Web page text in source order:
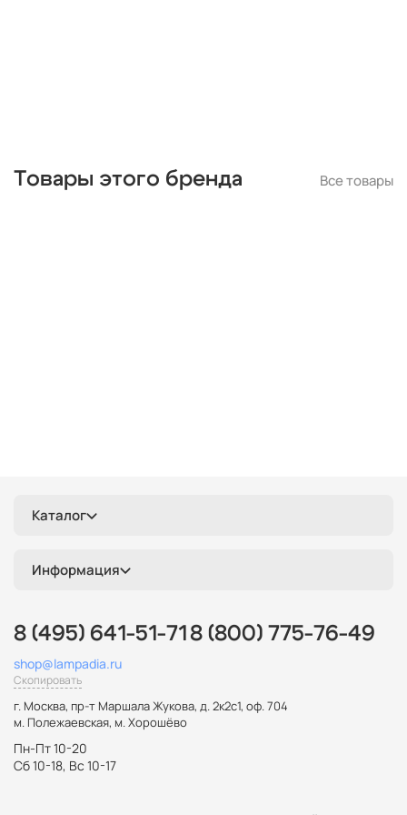
Товары этого бренда Все товары
Каталог
Информация
8 (495) 641-51-71 8 (800) 775-76-49
shop@lampadia.ru
Скопировать
г. Москва, пр-т Маршала Жукова, д. 2к2с1, оф. 704
м. Полежаевская, м. Хорошёво
Пн-Пт 10-20
Сб 10-18, Вс 10-17